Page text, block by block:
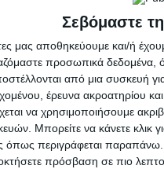
Σεβόμαστε
μας αποθηκεύουμε και/ή
προσωπικά δεδομένα,
από μια συσκευή για
έρευνα ακροατηρίου
να χρησιμοποιήσουμε
Μπορείτε να κάνετε κλικ
περιγράφεται παραπάνω.
πρόσβαση σε πιο
Επιμελητηρίου
παρουσιάσεις
του σχολείου ως
χαιρετισμό και
Ένας καινοτόμος
η πολυετής